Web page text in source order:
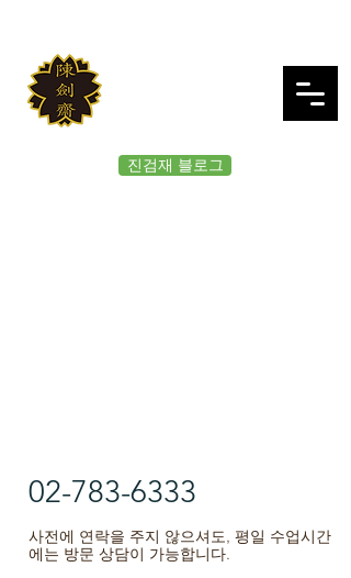
진검재 블로그
02-783-6333
사전에 연락을 주지 않으셔도, 평일 수업시간
에는 방문 상담이 가능합니다.